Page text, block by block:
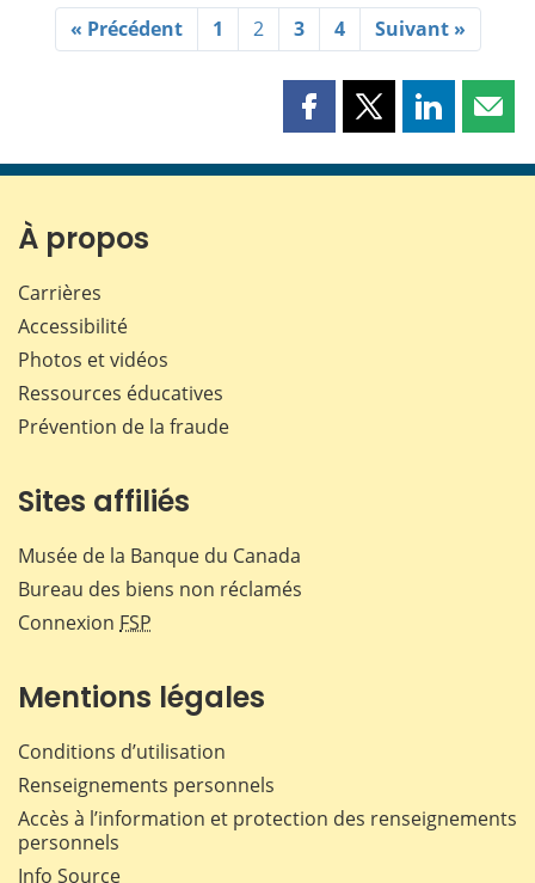
« Précédent 1 2 3 4 Suivant »
Partager
page
Partager
page
Partager
page page
À propos
Carrières
Accessibilité
Photos et vidéos
Ressources éducatives
Prévention de la fraude
Sites affiliés
Musée de la Banque du Canada
Bureau des biens non réclamés
Connexion FSP
Mentions légales
Conditions d’utilisation
Renseignements personnels
Accès à l’information et protection des renseignements
personnels
Info Source